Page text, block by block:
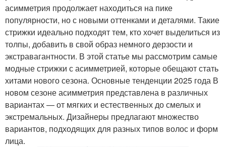
асимметрия продолжает находиться на пике
популярности, но с новыми оттенками и деталями. Такие
стрижки идеально подходят тем, кто хочет выделиться из
толпы, добавить в свой образ немного дерзости и
экстравагантности. В этой статье мы рассмотрим самые
модные стрижки с асимметрией, которые обещают стать
хитами нового сезона. Основные тенденции 2025 года В
новом сезоне асимметрия представлена в различных
вариантах — от мягких и естественных до смелых и
экстремальных. Дизайнеры предлагают множество
вариантов, подходящих для разных типов волос и форм
лица.